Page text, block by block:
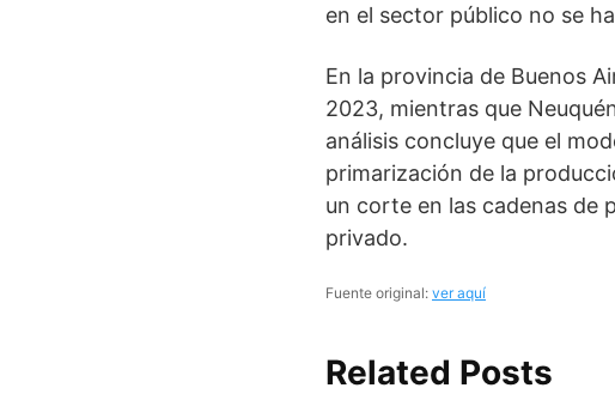
en el sector público no se
En la provincia de Buenos
2023, mientras que
análisis concluye que el
primarización de la
un corte en las cadenas de
privado.
Fuente original: ver aquí
Related Posts